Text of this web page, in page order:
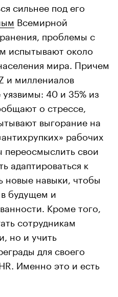
сильнее под его
Всемирной
проблемы с
испытывают около
мира. Причем
и миллениалов
40 и 35% из
о стрессе,
выгорание на
рабочих
свои
адаптироваться к
новые навыки, чтобы
будущем и
Кроме того,
сотрудникам
но и учить
для своего
Именно это и есть